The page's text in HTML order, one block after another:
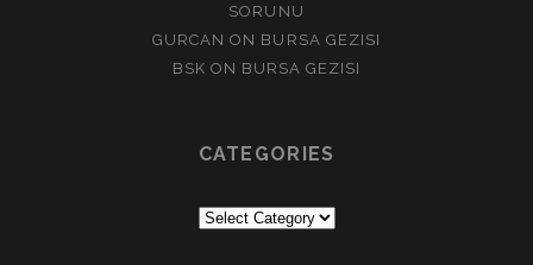
SORUNU
GURCAN ON BURSA GEZISI
BSK ON BURSA GEZISI
CATEGORIES